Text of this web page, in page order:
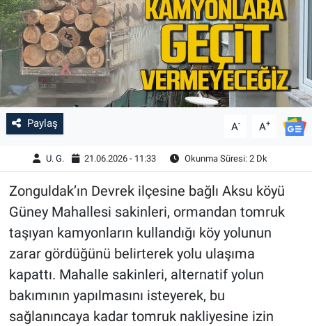
Paylaş A- A+
U. G. 21.06.2026 - 11:33 Okunma Süresi: 2 Dk
Zonguldak’ın Devrek ilçesine bağlı Aksu köyü
Güney Mahallesi sakinleri, ormandan tomruk
taşıyan kamyonların kullandığı köy yolunun
zarar gördüğünü belirterek yolu ulaşıma
kapattı. Mahalle sakinleri, alternatif yolun
bakımının yapılmasını isteyerek, bu
sağlanıncaya kadar tomruk nakliyesine izin